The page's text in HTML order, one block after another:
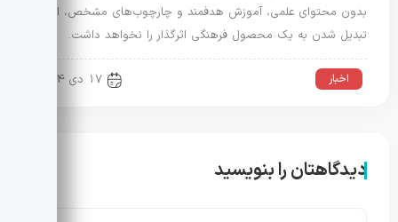
بدون محتوای علمی، آموزش هدفمند و چارچوب‌های مشخص، امکان
تبدیل شدن به یک محصول فرهنگی اثرگذار را نخواهد داشت.
اخبار 17 دی 1404
دیدگاهتان را بنویسید